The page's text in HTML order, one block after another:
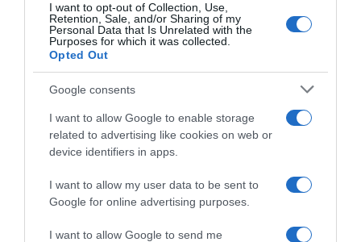
I want to opt-out of Collection, Use,
Retention, Sale, and/or Sharing of my
Personal Data that Is Unrelated with the
Purposes for which it was collected.
Opted Out
Google consents
I want to allow Google to enable storage
related to advertising like cookies on web or
device identifiers in apps.
I want to allow my user data to be sent to
Google for online advertising purposes.
I want to allow Google to send me
2026-08-06.
3 ok, amiért egy idősebb nő fiatalabb férfit választ